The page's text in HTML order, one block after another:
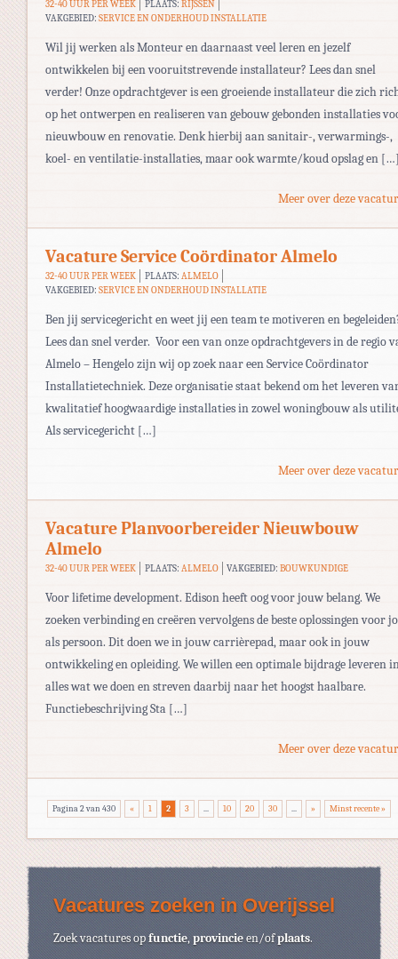
32-40 UUR PER WEEK PLAATS: RIJSSEN
VAKGEBIED: SERVICE EN ONDERHOUD INSTALLATIE
Wil jij werken als Monteur en daarnaast veel leren en jezelf
ontwikkelen bij een vooruitstrevende installateur? Lees dan snel
verder! Onze opdrachtgever is een groeiende installateur die zich
op het ontwerpen en realiseren van gebouw gebonden installaties
nieuwbouw en renovatie. Denk hierbij aan sanitair-, verwarmings-,
koel- en ventilatie-installaties, maar ook warmte/koud opslag en
Meer over deze
Vacature Service Coördinator Almelo
32-40 UUR PER WEEK PLAATS: ALMELO
VAKGEBIED: SERVICE EN ONDERHOUD INSTALLATIE
Ben jij servicegericht en weet jij een team te motiveren en
Lees dan snel verder. Voor een van onze opdrachtgevers in de regio
Almelo – Hengelo zijn wij op zoek naar een Service Coördinator
Installatietechniek. Deze organisatie staat bekend om het leveren
kwalitatief hoogwaardige installaties in zowel woningbouw als
Als servicegericht […]
Meer over deze
Vacature Planvoorbereider Nieuwbouw
Almelo
32-40 UUR PER WEEK PLAATS: ALMELO VAKGEBIED:BOUWKUNDIGE
Voor lifetime development. Edison heeft oog voor jouw belang. We
zoeken verbinding en creëren vervolgens de beste oplossingen voor
als persoon. Dit doen we in jouw carrièrepad, maar ook in jouw
ontwikkeling en opleiding. We willen een optimale bijdrage leveren
alles wat we doen en streven daarbij naar het hoogst haalbare.
Functiebeschrijving Sta […]
Meer over deze
Pagina 2 van 430 « 1 2 3 ... 10 20 30 ... » Minst recente »
Vacatures zoeken in Overijssel
Zoek vacatures opfunctie,provincieen/ofplaats.